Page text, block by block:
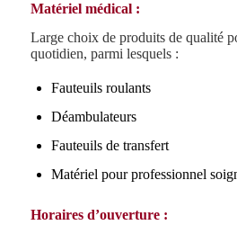
Matériel médical :
Large choix de produits de qualité
quotidien, parmi lesquels :
Fauteuils roulants
Déambulateurs
Fauteuils de transfert
Matériel pour professionnel
Horaires d’ouverture :